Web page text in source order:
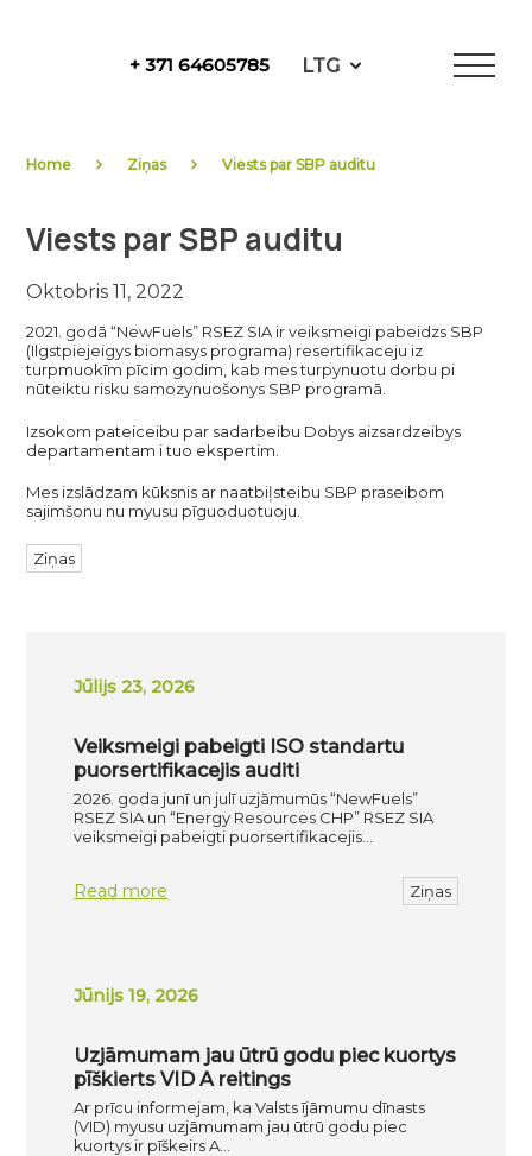
+ 371 64605785 LTG
Home Ziņas Viests par SBP auditu
Viests par SBP auditu
Oktobris 11, 2022
2021. godā “NewFuels” RSEZ SIA ir veiksmeigi pabeidzs SBP
(Ilgstpiejeigys biomasys programa) resertifikaceju iz
turpmuokīm pīcim godim, kab mes turpynuotu dorbu pi
nūteiktu risku samozynuošonys SBP programā.
Izsokom pateiceibu par sadarbeibu Dobys aizsardzeibys
departamentam i tuo ekspertim.
Mes izslādzam kūksnis ar naatbiļsteibu SBP praseibom
sajimšonu nu myusu pīguoduotuoju.
Ziņas
Jūlijs 23, 2026
Veiksmeigi pabeigti ISO standartu
puorsertifikacejis auditi
2026. goda junī un julī uzjāmumūs “NewFuels”
RSEZ SIA un “Energy Resources CHP” RSEZ SIA
veiksmeigi pabeigti puorsertifikacejis…
Read more Ziņas
Jūnijs 19, 2026
Uzjāmumam jau ūtrū godu piec kuortys
pīškierts VID A reitings
Ar prīcu informejam, ka Valsts ījāmumu dīnasts
(VID) myusu uzjāmumam jau ūtrū godu piec
kuortys ir pīškeirs A…